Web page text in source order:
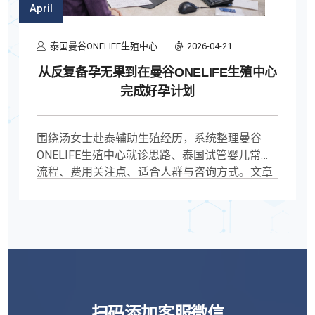
April
泰国曼谷ONELIFE生殖中心 2026-04-21
从反复备孕无果到在曼谷ONELIFE生殖中心
完成好孕计划
围绕汤女士赴泰辅助生殖经历，系统整理曼谷
ONELIFE生殖中心就诊思路、泰国试管婴儿常见
流程、费用关注点、适合人群与咨询方式。文章
生殖需求的人群建立更清晰的判断路径。